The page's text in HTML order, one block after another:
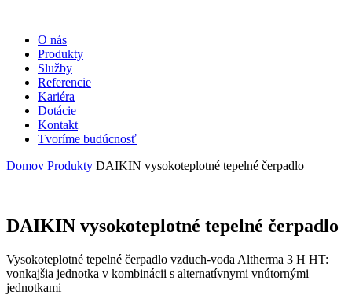
O nás
Produkty
Služby
Referencie
Kariéra
Dotácie
Kontakt
Tvoríme budúcnosť
Domov Produkty DAIKIN vysokoteplotné tepelné čerpadlo
DAIKIN vysokoteplotné tepelné čerpadlo
Vysokoteplotné tepelné čerpadlo vzduch-voda Altherma 3 H HT:
vonkajšia jednotka v kombinácii s alternatívnymi vnútornými
jednotkami